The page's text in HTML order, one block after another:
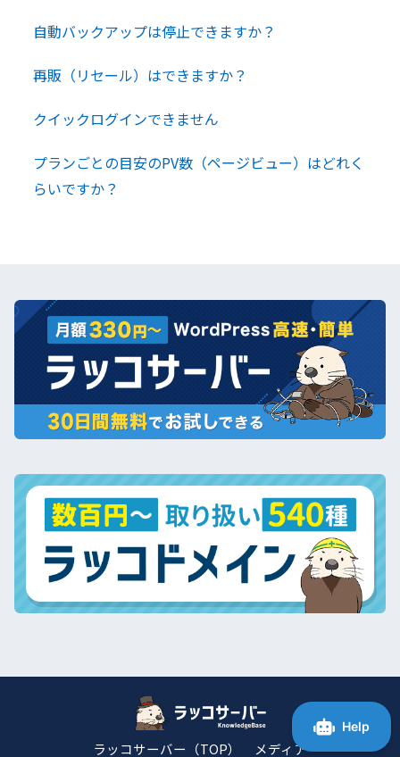
自動バックアップは停止できますか？
再販（リセール）はできますか？
クイックログインできません
プランごとの目安のPV数（ページビュー）はどれく
らいですか？
ラッコサーバー（TOP） メディア